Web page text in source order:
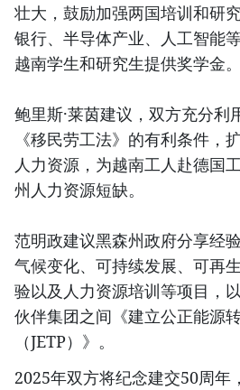
壮大，鼓励加强两国培训和研
银行、半导体产业、人工智能
越南学生和研究生提供奖学金。
鲍里斯·莱茵建议，双方充分利
《移民劳工法》的有利条件，
人力资源，为越南工人赴德国
州人力资源短缺。
范明政建议黑森州政府分享经
气候变化、可持续发展、可再
验以及人力资源培训等项目，
伙伴集团之间《建立公正能源
（JETP）》。
2025年双方将纪念建交50周年